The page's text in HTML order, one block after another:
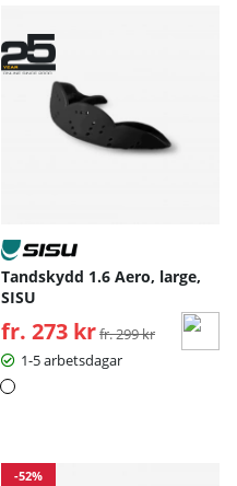
Tandskydd 1.6 Aero, large,
SISU
fr. 273 kr Ordinarie pris:
fr. 299 kr
1-5 arbetsdagar
-52%